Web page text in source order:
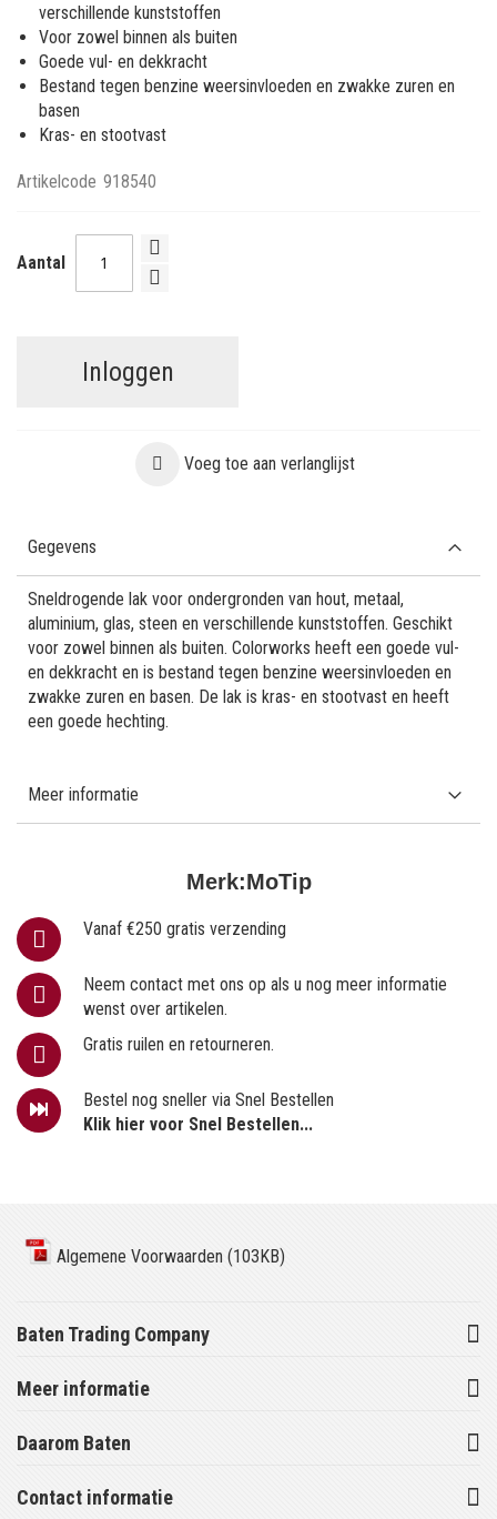
verschillende kunststoffen
Voor zowel binnen als buiten
Goede vul- en dekkracht
Bestand tegen benzine weersinvloeden en zwakke zuren en
basen
Kras- en stootvast
Artikelcode 918540
Aantal
Inloggen
Voeg toe aan verlanglijst
Merk:MoTip
Vanaf €250 gratis verzending
Neem contact met ons op als u nog meer informatie
wenst over artikelen.
Gratis ruilen en retourneren.
Bestel nog sneller via Snel Bestellen
Klik hier voor Snel Bestellen...
Gegevens
Sneldrogende lak voor ondergronden van hout, metaal,
aluminium, glas, steen en verschillende kunststoffen. Geschikt
voor zowel binnen als buiten. Colorworks heeft een goede vul-
en dekkracht en is bestand tegen benzine weersinvloeden en
zwakke zuren en basen. De lak is kras- en stootvast en heeft
een goede hechting.
Meer informatie
Algemene Voorwaarden (103KB)
Baten Trading Company
Meer informatie
Daarom Baten
Contact informatie